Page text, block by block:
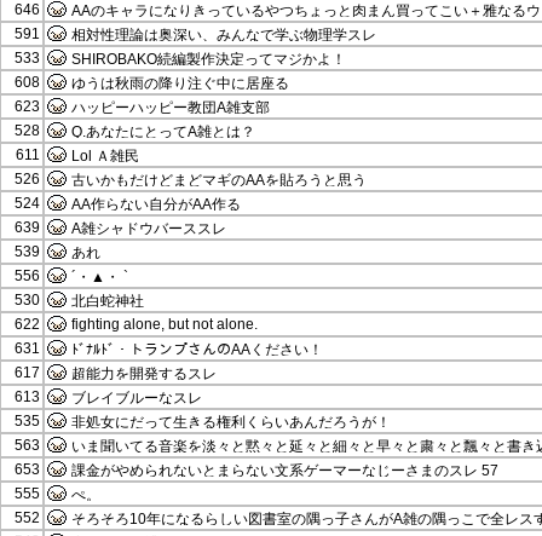
646
AAのキャラになりきっているやつちょっと肉まん買ってこい＋雅なる
591
相対性理論は奥深い、みんなで学ぶ物理学スレ
533
SHIROBAKO続編製作決定ってマジかよ！
608
ゆうは秋雨の降り注ぐ中に居座る
623
ハッピーハッピー教団A雑支部
528
Q.あなたにとってA雑とは？
611
Lol Ａ雑民
526
古いかもだけどまどマギのAAを貼ろうと思う
524
AA作らない自分がAA作る
639
A雑シャドウバーススレ
539
あれ
556
´・▲・ `
530
北白蛇神社
622
fighting alone, but not alone.
631
ﾄﾞﾅﾙﾄﾞ・トランプさんのAAください！
617
超能力を開発するスレ
613
ブレイブルーなスレ
535
非処女にだって生きる権利くらいあんだろうが！
563
いま聞いてる音楽を淡々と黙々と延々と細々と早々と粛々と飄々と書き
653
課金がやめられないとまらない文系ゲーマーなじーさまのスレ 57
555
ぺ。
552
そろそろ10年になるらしい図書室の隅っ子さんがA雑の隅っこで全レス